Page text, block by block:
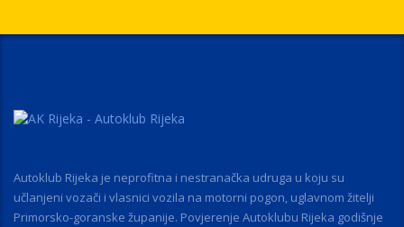
Autoklub Rijeka je neprofitna i nestranačka udruga u koju su
učlanjeni vozači i vlasnici vozila na motorni pogon, uglavnom žitelji
Primorsko-goranske županije. Povjerenje Autoklubu Rijeka godišnje